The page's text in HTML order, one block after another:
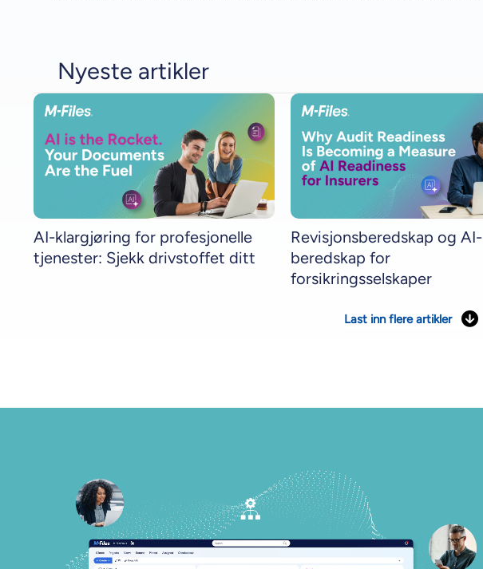
Nyeste artikler
AI-klargjøring for profesjonelle
tjenester: Sjekk drivstoffet ditt
Revisjonsberedskap og AI-
beredskap for
forsikringsselskaper
Last inn flere artikler